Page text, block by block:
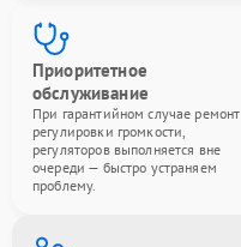
Приоритетное
обслуживание
При гарантийном случае ремонт
регулировки громкости,
регуляторов выполняется вне
очереди — быстро устраняем
проблему.